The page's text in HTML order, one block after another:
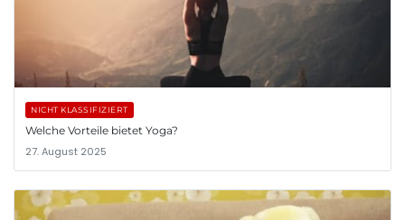
NICHT KLASSIFIZIERT
Welche Vorteile bietet Yoga?
27. August 2025